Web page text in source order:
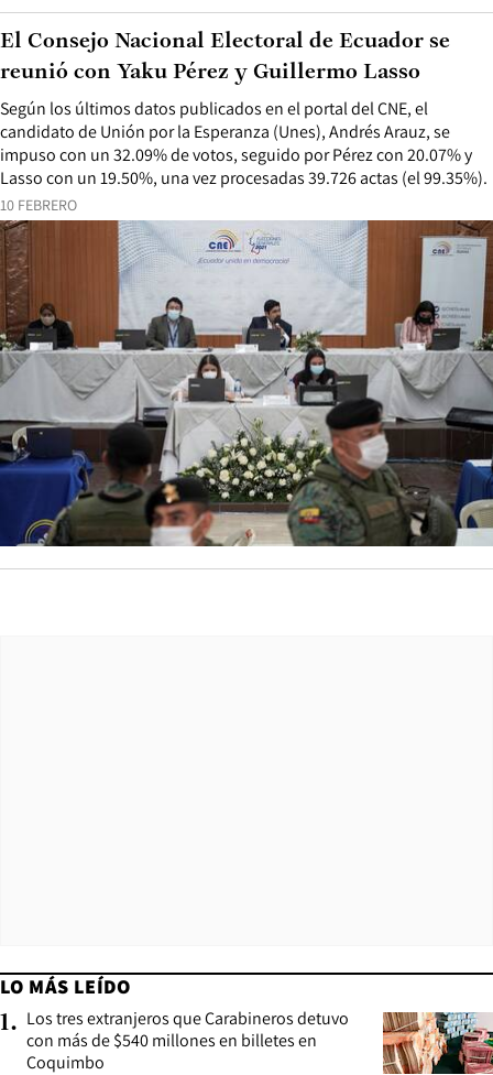
10 FEBRERO
Según los últimos datos publicados en el portal del CNE, el
candidato de Unión por la Esperanza (Unes), Andrés Arauz, se
impuso con un 32.09% de votos, seguido por Pérez con 20.07% y
Lasso con un 19.50%, una vez procesadas 39.726 actas (el 99.35%).
El Consejo Nacional Electoral de Ecuador se
reunió con Yaku Pérez y Guillermo Lasso
LO MÁS LEÍDO
1. Los tres extranjeros que Carabineros detuvo
con más de $540 millones en billetes en
Coquimbo